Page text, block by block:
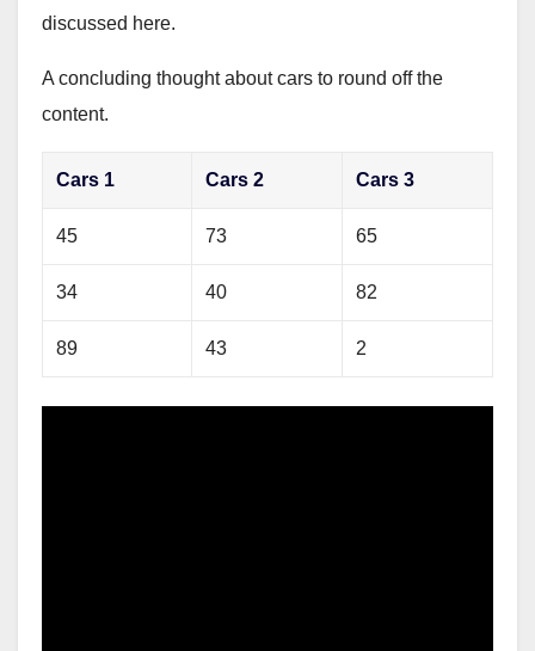
discussed here.
A concluding thought about cars to round off the
content.
Cars 1 Cars 2 Cars 3
45 73 65
34 40 82
89 43 2